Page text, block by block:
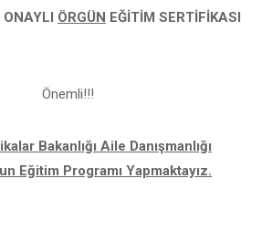
ONAYLI ÖRGÜN EĞİTİM SERTİFİKASI
Önemli!!!
Bakanlığı Aile Danışmanlığı
Eğitim Programı Yapmaktayız.